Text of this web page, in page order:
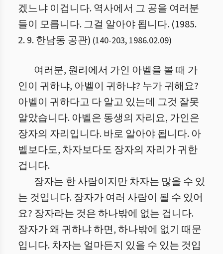
겠느냐 이겁니다. 역사에서 그 공을 여러분
들이 모릅니다. 그걸 알아야 됩니다. (1985.
2. 9. 한남동 공관) (140-203, 1986.02.09)
여러분, 원리에서 가인 아벨을 볼 때 가
인이 귀하냐, 아벨이 귀하냐? 누가 귀해요?
아벨이 귀하다고 다 알고 있는데 그것 잘못
알았습니다. 아벨은 동생의 자리요, 가인은
장자의 자리입니다. 바로 알아야 됩니다. 아
벨보다도, 차자보다도 장자의 자리가 귀한
겁니다.
장자는 한 사람이지만 차자는 많을 수 있
는 것입니다. 장자가 여러 사람이 될 수 있어
요? 장자라는 것은 하나밖에 없는 겁니다.
장자가 왜 귀하냐 하면, 하나밖에 없기 때문
입니다. 차자는 얼마든지 있을 수 있는 것입